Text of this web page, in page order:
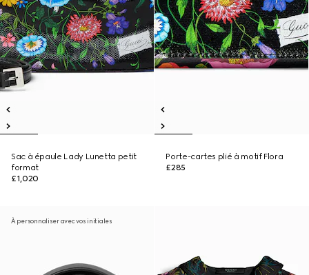
Sac à épaule Lady Lunetta petit
format
£1,020
Porte-cartes plié à motif Flora
£285
À personnaliser avec vos initiales